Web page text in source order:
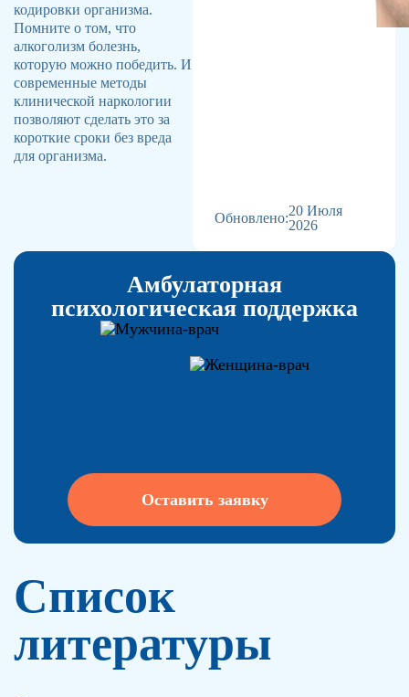
кодировки организма.
Помните о том, что
алкоголизм болезнь,
которую можно победить. И
современные методы
клинической наркологии
позволяют сделать это за
короткие сроки без вреда
для организма.
Обновлено:20 Июля
2026
Амбулаторная
психологическая поддержка
Оставить заявку
Список
литературы